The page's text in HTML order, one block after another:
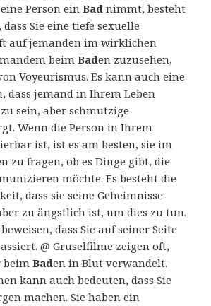
Person einBad nimmt, besteht
Sie eine tiefe sexuelle
auf jemanden im wirklichen
beimBaden zuzusehen,
Voyeurismus. Es kann auch eine
dass jemand in Ihrem Leben
sein, aber schmutzige
Wenn die Person in Ihrem
ist, ist es am besten, sie im
zu fragen, ob es Dinge gibt, die
möchte. Es besteht die
dass sie seine Geheimnisse
zu ängstlich ist, um dies zu tun.
dass Sie auf seiner Seite
@ Gruselfilme zeigen oft,
beimBaden in Blut verwandelt.
kann auch bedeuten, dass Sie
machen. Sie haben ein